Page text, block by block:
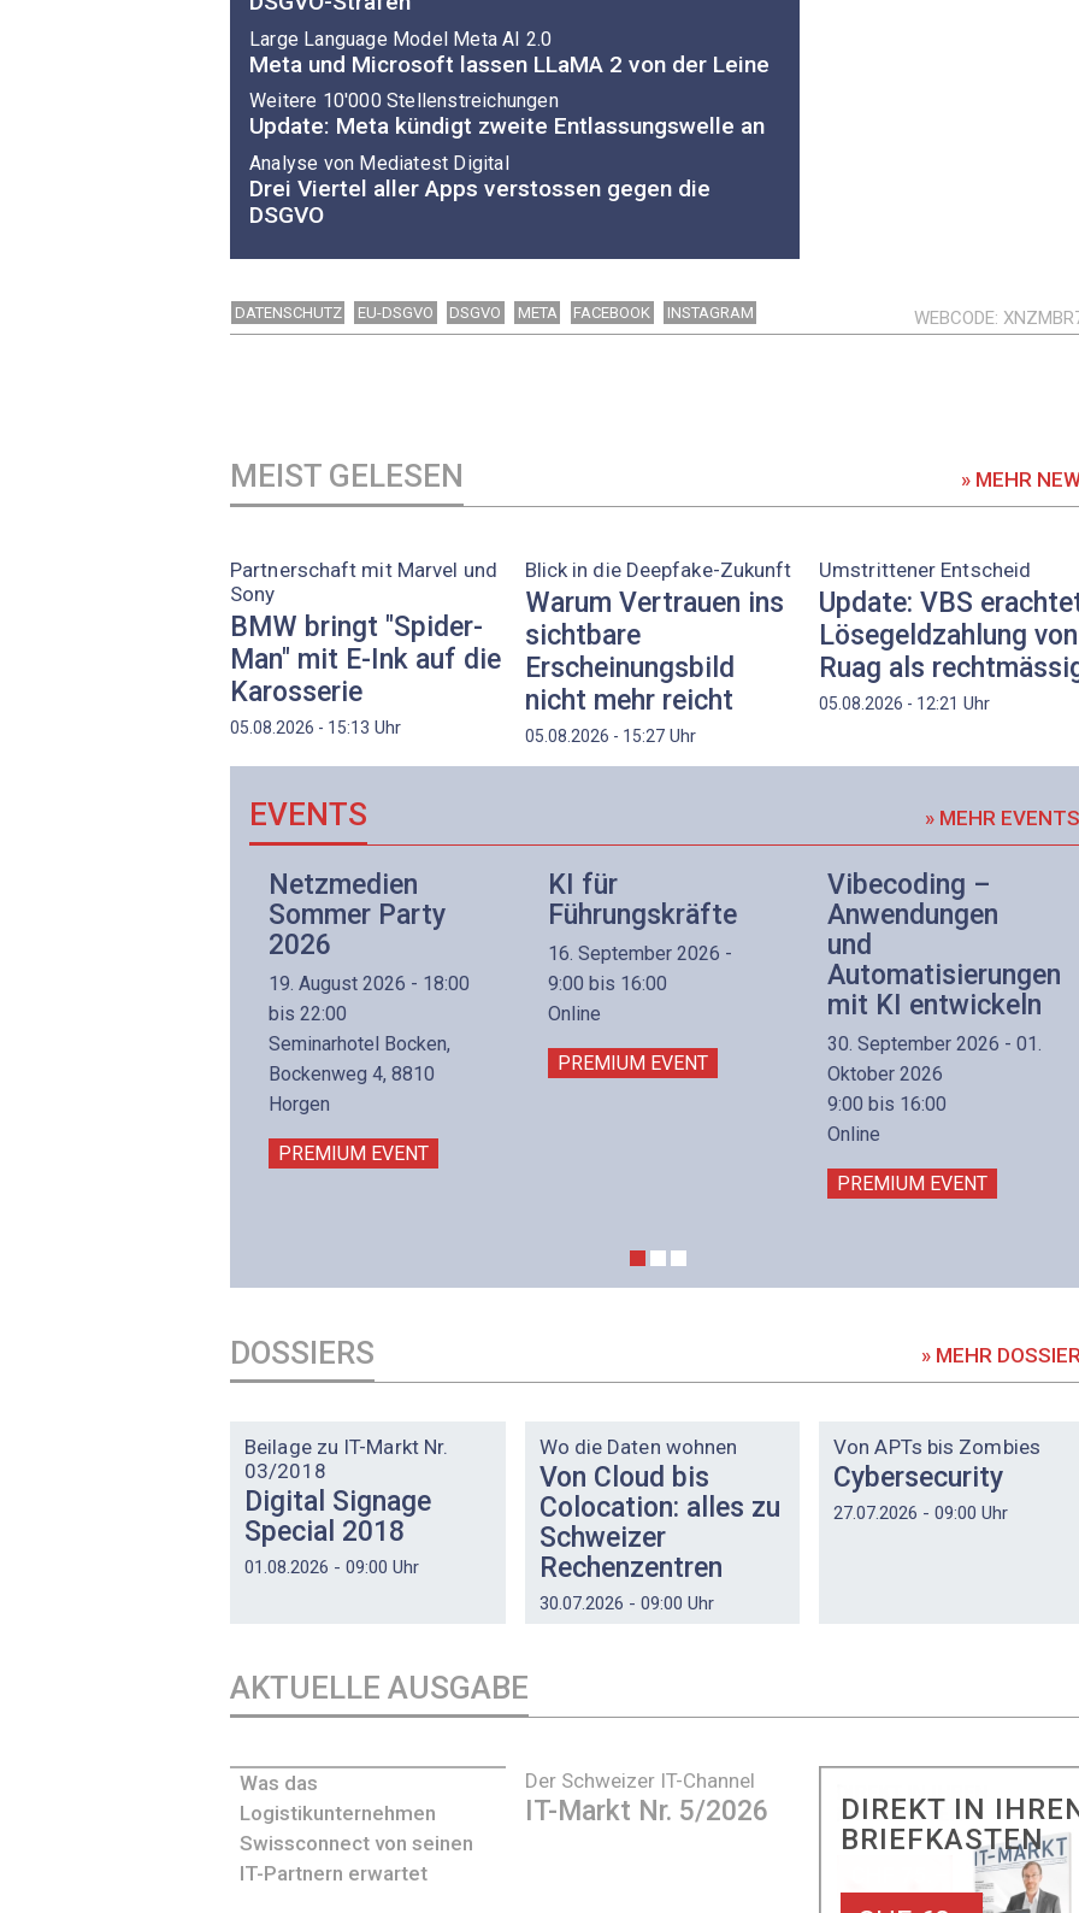
Large Language Model Meta AI 2.0
Meta und Microsoft lassen LLaMA 2 von der Leine
Weitere 10'000 Stellenstreichungen
Update: Meta kündigt zweite Entlassungswelle an
Analyse von Mediatest Digital
Drei Viertel aller Apps verstossen gegen die
DSGVO
DATENSCHUTZ EU-DSGVO DSGVO META FACEBOOK INSTAGRAM WEBCODE
MEIST GELESEN » MEHR
Partnerschaft mit Marvel und
Sony
BMW bringt "Spider-
Man" mit E-Ink auf die
Karosserie
05.08.2026 - 15:13 Uhr
Blick in die Deepfake-Zukunft
Warum Vertrauen ins
sichtbare
Erscheinungsbild
nicht mehr reicht
05.08.2026 - 15:27Uhr
Umstrittener Entscheid
Update: VBS
Lösegeldzahlung von
Ruag als
05.08.2026 - 12:21 Uhr
EVENTS » MEHR EVENTS
Netzmedien
Sommer Party
2026
19. August 2026 - 18:00
bis 22:00
Seminarhotel Bocken,
Bockenweg 4, 8810
Horgen
PREMIUM EVENT
KI für
Führungskräfte
16. September 2026 -
9:00 bis 16:00
Online
PREMIUM EVENT
Vibecoding –
Anwendungen
und
Automatisierungen
mit KI entwickeln
30. September 2026 - 01.
Oktober 2026
9:00 bis 16:00
Online
PREMIUM EVENT
DOSSIERS » MEHR
Beilage zu IT-Markt Nr.
03/2018
Digital Signage
Special 2018
01.08.2026 - 09:00 Uhr
Wo die Daten wohnen
Von Cloud bis
Colocation: alles zu
Schweizer
Rechenzentren
30.07.2026 - 09:00 Uhr
Von APTs bis Zombies
Cybersecurity
27.07.2026 - 09:00 Uhr
AKTUELLE AUSGABE
Der Schweizer IT-Channel
IT-Markt Nr. 5/2026
Was das
Logistikunternehmen
Swissconnect von seinen
IT-Partnern erwartet
DIREKT IN
BRIEFKASTEN